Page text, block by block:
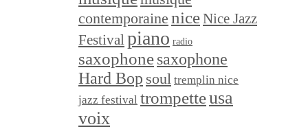
contemporaine niceNice Jazz
Festivalpiano radio
saxophonesaxophone
Hard Bop soul tremplin nice
jazz festival trompetteusa
voix